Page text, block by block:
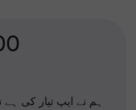
ہم نے ایپ تیار کی